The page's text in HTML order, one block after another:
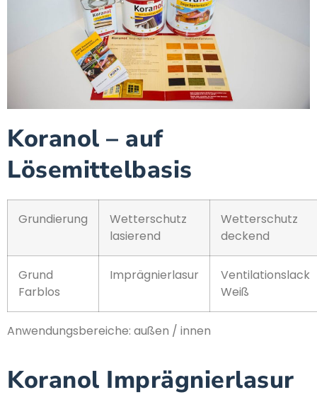
Koranol – auf
Lösemittelbasis
Grundierung
Wetterschutz
lasierend
Wetterschutz
deckend
Grund
Farblos
Imprägnierlasur
Ventilationslack
Weiß
Anwendungsbereiche: außen / innen
Koranol Imprägnierlasur